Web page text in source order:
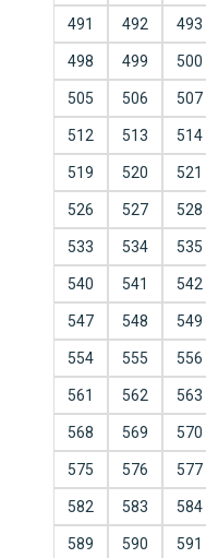
491 492 493
498 499 500
505 506 507
512 513 514
519 520 521
526 527 528
533 534 535
540 541 542
547 548 549
554 555 556
561 562 563
568 569 570
575 576 577
582 583 584
589 590 591